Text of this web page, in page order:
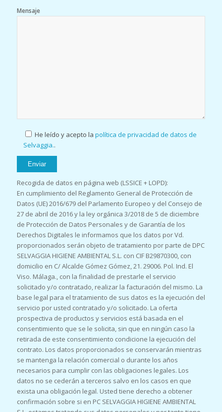
Mensaje
He leído y acepto la política de privacidad de datos de
Selvaggia..
Recogida de datos en página web (LSSICE + LOPD):
En cumplimiento del Reglamento General de Protección de
Datos (UE) 2016/679 del Parlamento Europeo y del Consejo de
27 de abril de 2016 y la ley orgánica 3/2018 de 5 de diciembre
de Protección de Datos Personales y de Garantía de los
Derechos Digitales le informamos que los datos por Vd.
proporcionados serán objeto de tratamiento por parte de DPC
SELVAGGIA HIGIENE AMBIENTAL S.L. con CIF B29870300, con
domicilio en C/ Alcalde Gómez Gómez, 21. 29006. Pol. Ind. El
Viso. Málaga., con la finalidad de prestarle el servicio
solicitado y/o contratado, realizar la facturación del mismo. La
base legal para el tratamiento de sus datos es la ejecución del
servicio por usted contratado y/o solicitado. La oferta
prospectiva de productos y servicios está basada en el
consentimiento que se le solicita, sin que en ningún caso la
retirada de este consentimiento condicione la ejecución del
contrato. Los datos proporcionados se conservarán mientras
se mantenga la relación comercial o durante los años
necesarios para cumplir con las obligaciones legales. Los
datos no se cederán a terceros salvo en los casos en que
exista una obligación legal. Usted tiene derecho a obtener
confirmación sobre si en PC SELVAGGIA HIGIENE AMBIENTAL